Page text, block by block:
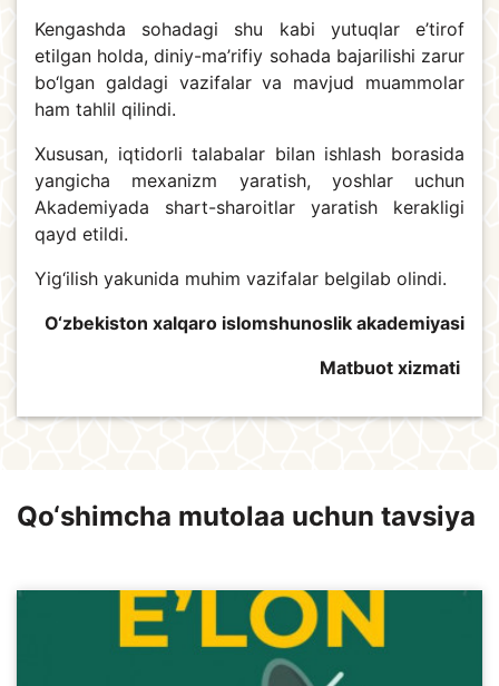
Kengashda sohadagi shu kabi yutuqlar e’tirof
etilgan holda, diniy-ma’rifiy sohada bajarilishi zarur
bo‘lgan galdagi vazifalar va mavjud muammolar
ham tahlil qilindi.
Xususan, iqtidorli talabalar bilan ishlash borasida
yangicha mexanizm yaratish, yoshlar uchun
Akademiyada shart-sharoitlar yaratish kerakligi
qayd etildi.
Yig‘ilish yakunida muhim vazifalar belgilab olindi.
O‘zbekiston xalqaro islomshunoslik akademiyasi
Matbuot xizmati
Qo‘shimcha mutolaa uchun tavsiya